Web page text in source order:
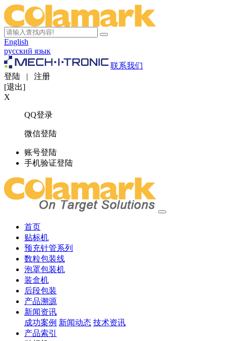
English
русский язык
联系我们
登陆 | 注册
[退出]
X
QQ登录
微信登陆
账号登陆
手机验证登陆
首页
贴标机
预充针管系列
数粒包装线
泡罩包装机
装盒机
后段包装
产品溯源
新闻资讯
成功案例 新闻动态 技术资讯
产品索引